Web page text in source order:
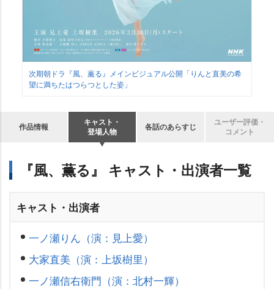
次期朝ドラ『風、薫る』メインビジュアル公開「りんと直美の希
望に満ちたはつらつとした姿」
作品情報
キャスト・
登場人物
各話のあらすじ
ユーザー評価・
コメント
『風、薫る』 キャスト・出演者一覧
キャスト・出演者
一ノ瀬りん（演：見上愛）
大家直美（演：上坂樹里）
一ノ瀬信右衛門（演：北村一輝）